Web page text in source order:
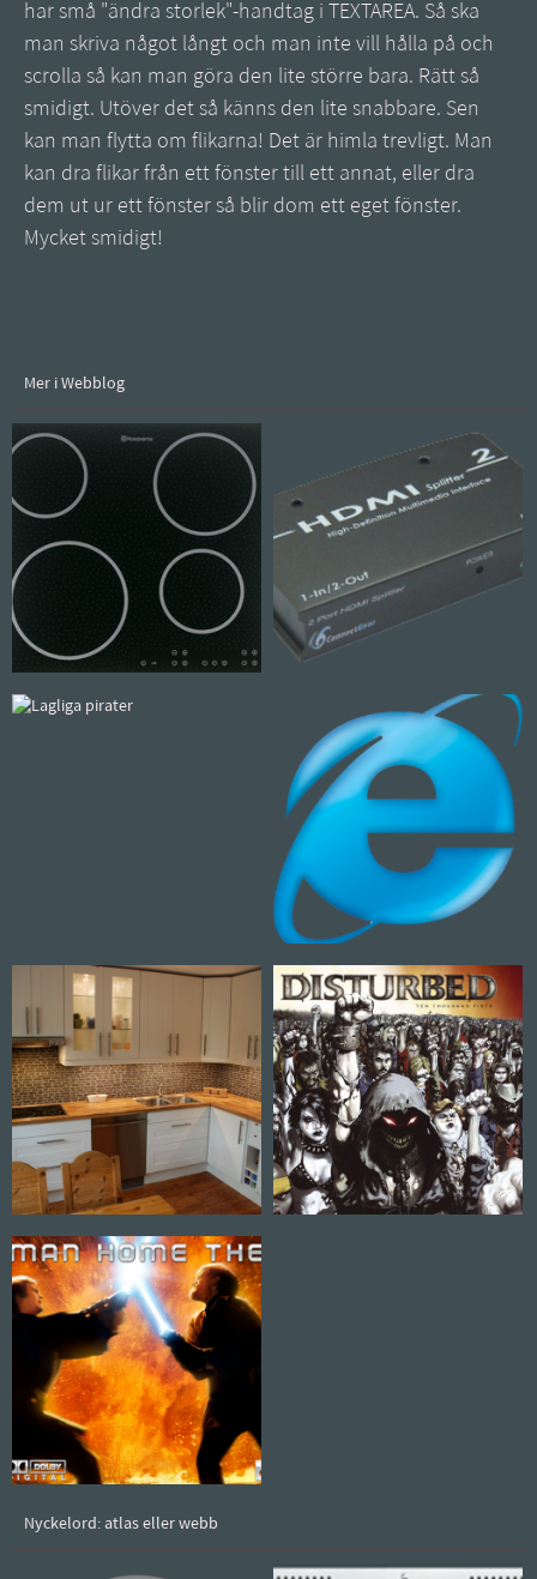
har små "ändra storlek"-handtag i TEXTAREA. Så ska
man skriva något långt och man inte vill hålla på och
scrolla så kan man göra den lite större bara. Rätt så
smidigt. Utöver det så känns den lite snabbare. Sen
kan man flytta om flikarna! Det är himla trevligt. Man
kan dra flikar från ett fönster till ett annat, eller dra
dem ut ur ett fönster så blir dom ett eget fönster.
Mycket smidigt!
Mer i Webblog
Nyckelord: atlas eller webb